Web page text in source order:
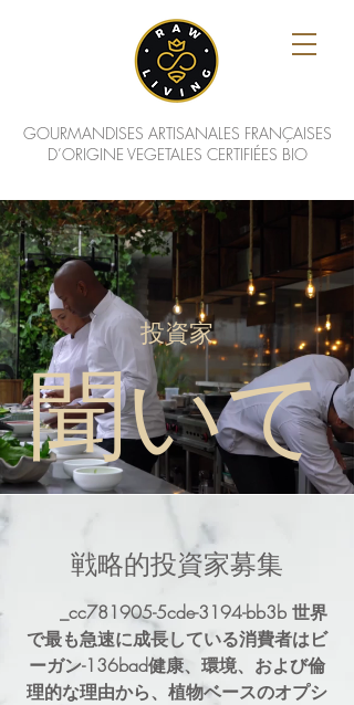
GOURMANDISES ARTISANALES FRANÇAISES
D’ORIGINE VEGETALES CERTIFIÉES BIO
投資家
聞いて
戦略的投資家募集
_cc781905-5cde-3194-bb3b 世界
で最も急速に成長している消費者はビ
ーガン-136bad健康、環境、および倫
理的な理由から、植物ベースのオプシ